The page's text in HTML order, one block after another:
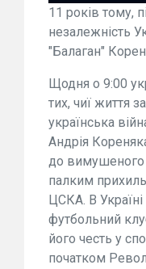
11 років тому,
незалежність
"Балаган"
Щодня о 9:00
тих, чиї життя
українська
Андрія
до вимушеного
палким
ЦСКА. В
футбольний
його честь у
початком